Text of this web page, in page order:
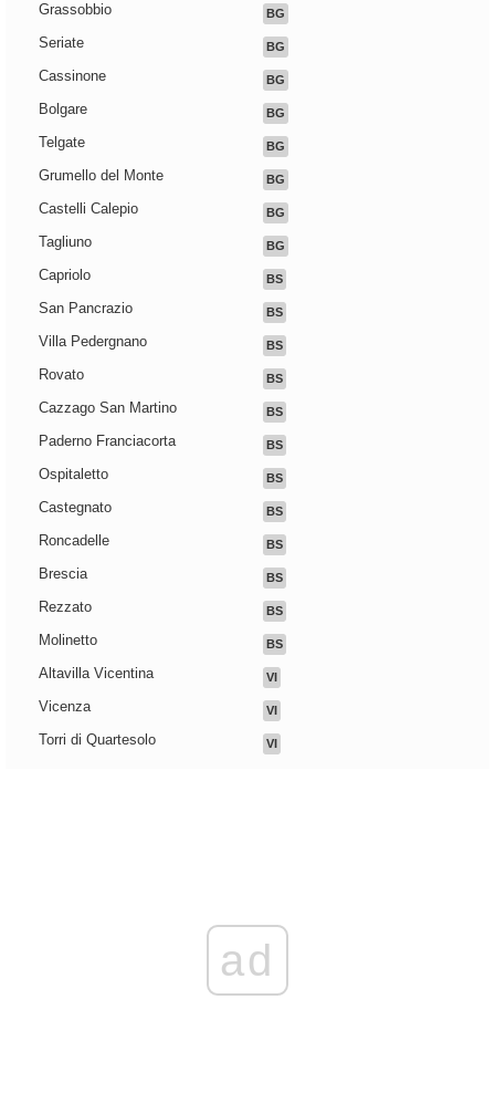
Grassobbio BG
Seriate BG
Cassinone BG
Bolgare BG
Telgate BG
Grumello del Monte BG
Castelli Calepio BG
Tagliuno BG
Capriolo BS
San Pancrazio BS
Villa Pedergnano BS
Rovato BS
Cazzago San Martino BS
Paderno Franciacorta BS
Ospitaletto BS
Castegnato BS
Roncadelle BS
Brescia BS
Rezzato BS
Molinetto BS
Altavilla Vicentina VI
Vicenza VI
Torri di Quartesolo VI
ad